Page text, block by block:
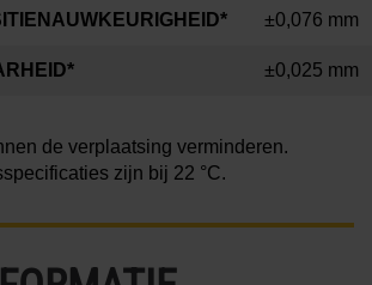
±0,076 mm
±0,025 mm
de verplaatsing verminderen.
zijn bij 22 °C.